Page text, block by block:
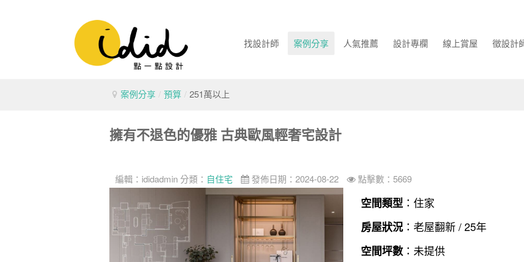
找設計師 案例分享 人氣推薦 設計專欄 線上賞屋 徵設計
案例分享 / 預算 / 251萬以上
擁有不退色的優雅 古典歐風輕奢宅設計
編輯： ididadmin 分類： 自住宅 發佈日期：2024-08-22 點擊數：5669
空間類型 ：住家
房屋狀況 ：老屋翻新 / 25年
空間坪數 ：未提供